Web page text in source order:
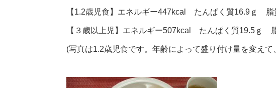
【1.2歳児食】エネルギー447kcal たんぱく質16.9ｇ 脂
【３歳以上児】エネルギー507kcal たんぱく質19.5ｇ
(写真は1.2歳児食です。年齢によって盛り付け量を変え